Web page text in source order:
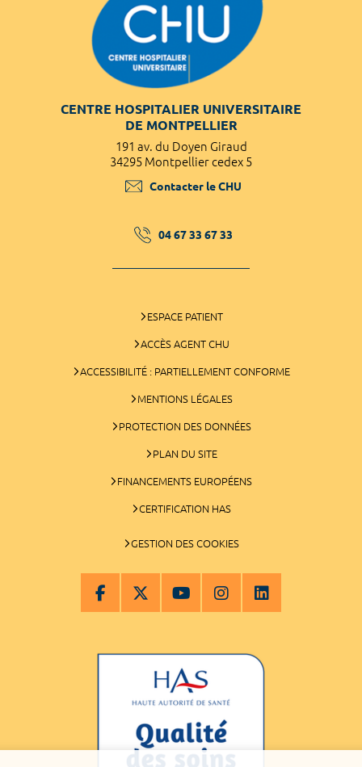
CENTRE HOSPITALIER UNIVERSITAIRE
DE MONTPELLIER
191 av. du Doyen Giraud
34295 Montpellier cedex 5
Contacter le CHU
04 67 33 67 33
ESPACE PATIENT
ACCÈS AGENT CHU
ACCESSIBILITÉ : PARTIELLEMENT CONFORME
MENTIONS LÉGALES
PROTECTION DES DONNÉES
PLAN DU SITE
FINANCEMENTS EUROPÉENS
CERTIFICATION HAS
GESTION DES COOKIES